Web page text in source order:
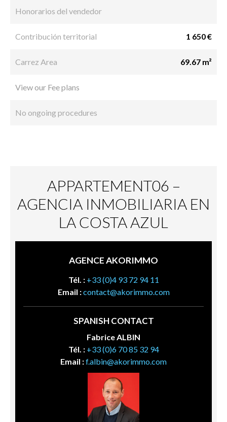
Honorarios del vendedor
Contribución territorial 1 650 €
Carrez Area 69.67 m²
View our Fee plans
No ongoing procedures
APPARTEMENT06 –
AGENCIA INMOBILIARIA EN
LA COSTA AZUL
AGENCE AKORIMMO
Tél. : +33 (0)4 93 72 94 11
Email :contact@akorimmo.com
SPANISH CONTACT
Fabrice ALBIN
Tél. : +33 (0)6 70 85 32 94
Email :f.albin@akorimmo.com